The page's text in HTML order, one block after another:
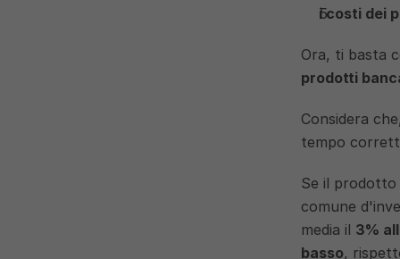
i costi dei
Ora, ti basta
prodotti
Considera
tempo
Se il
comune
media il 3%
basso,